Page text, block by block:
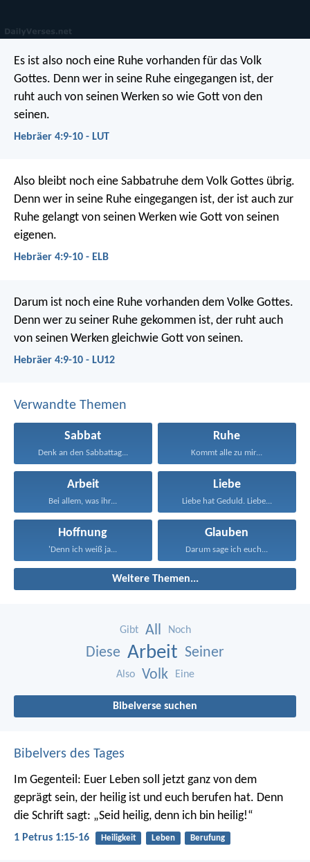
Es ist also noch eine Ruhe vorhanden für das Volk
Gottes. Denn wer in seine Ruhe eingegangen ist, der
ruht auch von seinen Werken so wie Gott von den
seinen.
Hebräer 4:9-10 - LUT
Also bleibt noch eine Sabbatruhe dem Volk Gottes übrig.
Denn wer in seine Ruhe eingegangen ist, der ist auch zur
Ruhe gelangt von seinen Werken wie Gott von seinen
eigenen.
Hebräer 4:9-10 - ELB
Darum ist noch eine Ruhe vorhanden dem Volke Gottes.
Denn wer zu seiner Ruhe gekommen ist, der ruht auch
von seinen Werken gleichwie Gott von seinen.
Hebräer 4:9-10 - LU12
Verwandte Themen
Sabbat
Denk an den Sabbattag...
Ruhe
Kommt alle zu mir...
Arbeit
Bei allem, was ihr...
Liebe
Liebe hat Geduld. Liebe...
Hoffnung
'Denn ich weiß ja...
Glauben
Darum sage ich euch...
Weitere Themen...
Gibt All Noch
Diese Arbeit Seiner
Also Volk Eine
Bibelverse suchen
Bibelvers des Tages
Im Gegenteil: Euer Leben soll jetzt ganz von dem
geprägt sein, der heilig ist und euch berufen hat. Denn
die Schrift sagt: „Seid heilig, denn ich bin heilig!“
1 Petrus 1:15-16 Heiligkeit Leben Berufung